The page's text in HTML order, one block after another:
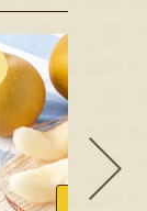
ふるさと納